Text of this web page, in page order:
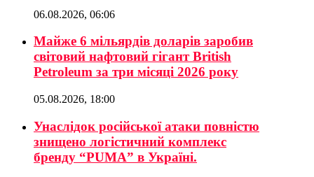
06.08.2026, 06:06
Майже 6 мільярдів доларів заробив
світовий нафтовий гігант British
Petroleum за три місяці 2026 року
05.08.2026, 18:00
Унаслідок російської атаки повністю
знищено логістичний комплекс
бренду “PUMA” в Україні.